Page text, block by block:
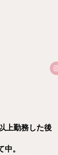
上勤務した後
。